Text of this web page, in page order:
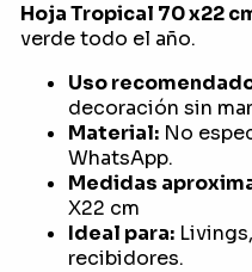
Hoja Tropical 70 x22
verde todo el año.
Uso
decoración sin
Material:No
WhatsApp.
Medidas
X22 cm
Ideal para:
recibidores.